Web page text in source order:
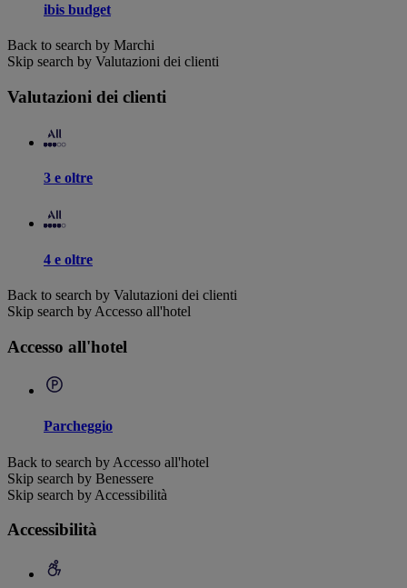
ibis budget
Back to search by Marchi
Skip search by Valutazioni dei clienti
Valutazioni dei clienti
3 e oltre
4 e oltre
Back to search by Valutazioni dei clienti
Skip search by Accesso all'hotel
Accesso all'hotel
Parcheggio
Back to search by Accesso all'hotel
Skip search by Benessere
Skip search by Accessibilità
Accessibilità